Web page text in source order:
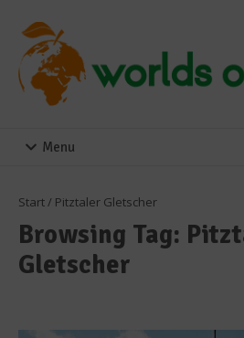
Menu
Start/ Pitztaler Gletscher
Browsing Tag:
Gletscher